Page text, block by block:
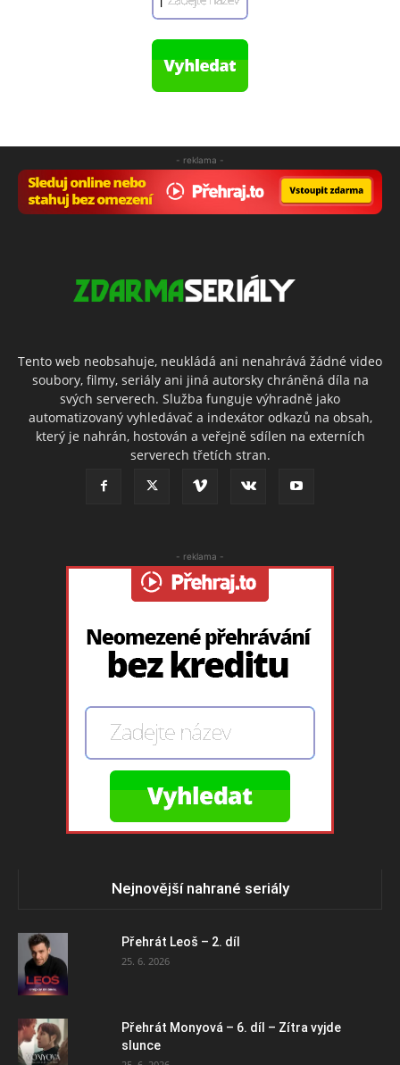
- reklama -
Tento web neobsahuje, neukládá ani nenahrává žádné video
soubory, filmy, seriály ani jiná autorsky chráněná díla na
svých serverech. Služba funguje výhradně jako
automatizovaný vyhledávač a indexátor odkazů na obsah,
který je nahrán, hostován a veřejně sdílen na externích
serverech třetích stran.
- reklama -
Nejnovější nahrané seriály
Přehrát Leoš – 2. díl
25. 6. 2026
Přehrát Monyová – 6. díl – Zítra vyjde
slunce